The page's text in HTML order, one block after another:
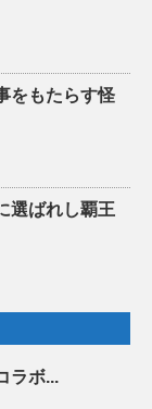
をもたらす怪
選ばれし覇王
ラボ...